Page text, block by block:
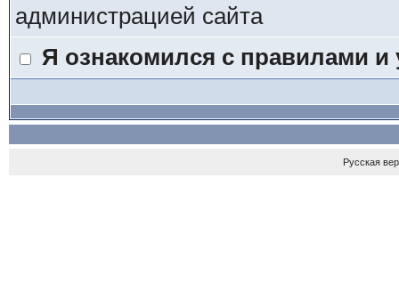
администрацией сайта
Я ознакомился с правилами
Русская